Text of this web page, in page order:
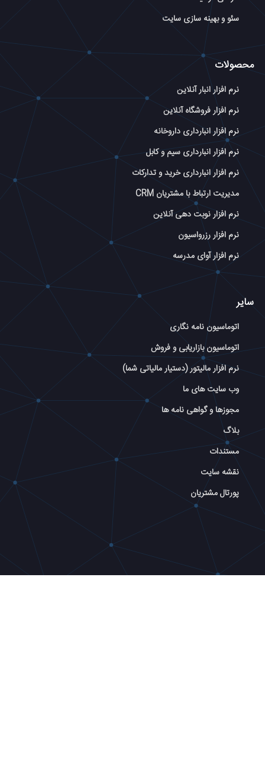
سئو و بهینه سازی سایت
محصولات
نرم افزار انبار آنلاین
نرم افزار فروشگاه آنلاین
نرم افزار انبارداری داروخانه
نرم افزار انبارداری سیم و کابل
نرم افزار انبارداری خرید و تدارکات
مدیریت ارتباط با مشتریان CRM
نرم افزار نوبت دهی آنلاین
نرم افزار رزرواسیون
نرم افزار آوای مدرسه
سایر
اتوماسیون نامه نگاری
اتوماسیون بازاریابی و فروش
نرم افزار مالیتور (دستیار مالیاتی شما)
وب سایت های ما
مجوزها و گواهی نامه ها
بلاگ
مستندات
نقشه سایت
پورتال مشتریان